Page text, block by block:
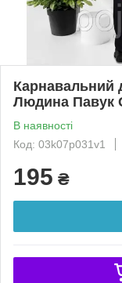
Карнавальний
Людина Павук
В наявності
Код: 03k07p031v1
195 ₴